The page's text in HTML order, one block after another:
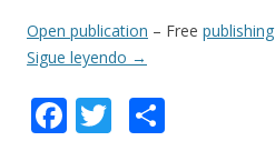
Open publication – Free publishing
Sigue leyendo →
F T